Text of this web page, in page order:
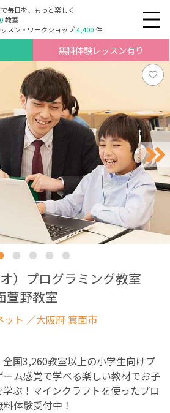
毎日を、もっと楽しく
教室
スン・ワークショップ4,400件
無料体験レッスン有り
）プログラミング教室
萱野教室
ット ／大阪府 箕面市
国3,260教室以上の小学生向けプ
ム感覚で学べる楽しい教材でお子
ぶ！マインクラフトを使ったプロ
体験受付中！